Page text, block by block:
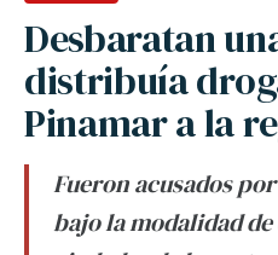
Desbaratan
distribuía
Pinamar a la
Fueron acusados
bajo la modalidad